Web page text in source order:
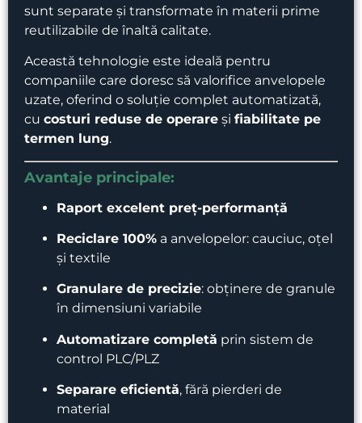
sunt separate și transformate în materii prime
reutilizabile de înaltă calitate.
Această tehnologie este ideală pentru
companiile care doresc să valorifice anvelopele
uzate, oferind o soluție complet automatizată,
cu costuri reduse de operare și fiabilitate pe
termen lung.
Avantaje principale:
Raport excelent preț-performanță
Reciclare 100% a anvelopelor: cauciuc, oțel
și textile
Granulare de precizie: obținere de granule
în dimensiuni variabile
Automatizare completă prin sistem de
control PLC/PLZ
Separare eficientă, fără pierderi de
material